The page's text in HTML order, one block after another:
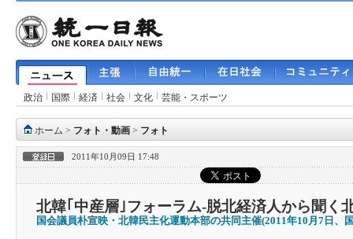
政治 国際 経済 社会 文化 芸能・スポーツ
ホーム > フォト・動画 > フォト
2011年10月09日 17:48
北韓｢中産層｣フォーラム‐脱北経済人から聞く
国会議員朴宣映・北韓民主化運動本部の共同主催(2011年10月7日、